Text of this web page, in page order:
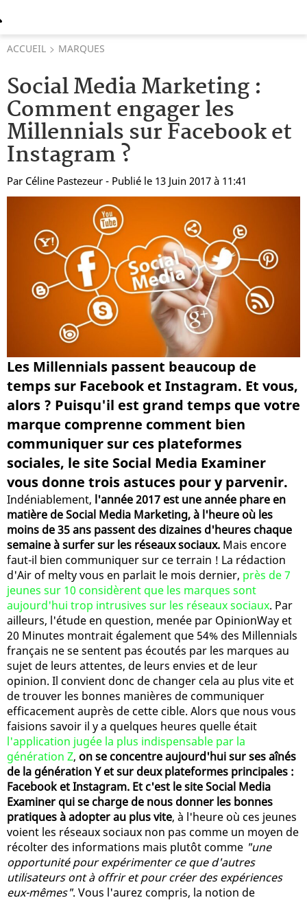
ACCUEIL MARQUES
Social Media Marketing :
Comment engager les
Millennials sur Facebook et
Instagram ?
Par Céline Pastezeur - Publié le 13 Juin 2017 à 11:41
Les Millennials passent beaucoup de
temps sur Facebook et Instagram. Et vous,
alors ? Puisqu'il est grand temps que votre
marque comprenne comment bien
communiquer sur ces plateformes
sociales, le site Social Media Examiner
vous donne trois astuces pour y parvenir.
Indéniablement, l'année 2017 est une année phare en
matière de Social Media Marketing, à l'heure où les
moins de 35 ans passent des dizaines d'heures chaque
semaine à surfer sur les réseaux sociaux. Mais encore
faut-il bien communiquer sur ce terrain ! La rédaction
d'Air of melty vous en parlait le mois dernier, près de 7
jeunes sur 10 considèrent que les marques sont
aujourd'hui trop intrusives sur les réseaux sociaux. Par
ailleurs, l'étude en question, menée par OpinionWay et
20 Minutes montrait également que 54% des Millennials
français ne se sentent pas écoutés par les marques au
sujet de leurs attentes, de leurs envies et de leur
opinion. Il convient donc de changer cela au plus vite et
de trouver les bonnes manières de communiquer
efficacement auprès de cette cible. Alors que nous vous
faisions savoir il y a quelques heures quelle était
l'application jugée la plus indispensable par la
génération Z, on se concentre aujourd'hui sur ses aînés
de la génération Y et sur deux plateformes principales :
Facebook et Instagram. Et c'est le site Social Media
Examiner qui se charge de nous donner les bonnes
pratiques à adopter au plus vite, à l'heure où ces jeunes
voient les réseaux sociaux non pas comme un moyen de
récolter des informations mais plutôt comme "une
opportunité pour expérimenter ce que d'autres
utilisateurs ont à offrir et pour créer des expériences
eux-mêmes". Vous l'aurez compris, la notion de